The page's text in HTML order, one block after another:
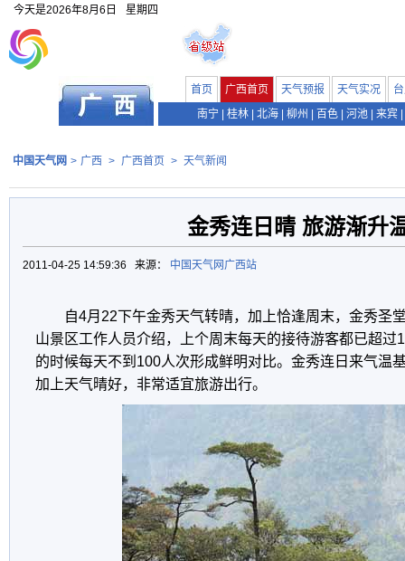
今天是2026年8月6日 星期四
首页 广西首页 天气预报 天气实况
南宁
桂林 北海 柳州 百色 河池 来宾
中国天气网 > 广西 > 广西首页 > 天气新闻
金秀连日晴 旅游渐升
2011-04-25 14:59:36 来源： 中国天气网广西站
自4月22下午金秀天气转晴，加上恰逢周末，金秀圣
山景区工作人员介绍，上个周末每天的接待游客都已超过
的时候每天不到100人次形成鲜明对比。金秀连日来气
加上天气晴好，非常适宜旅游出行。